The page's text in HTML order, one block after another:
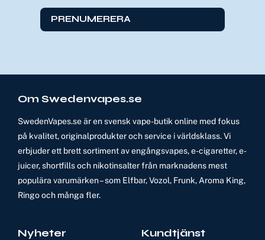
PRENUMERERA
Om Swedenvapes.se
SwedenVapes.se är en svensk vape-butik online med fokus
på kvalitet, originalprodukter och service i världsklass. Vi
erbjuder ett brett sortiment av engångsvapes, e-cigaretter, e-
juicer, shortfills och nikotinsalter från marknadens mest
populära varumärken – som Elfbar, Vozol, Frunk, Aroma King,
Ringo och många fler.
Nyheter Kundtjänst